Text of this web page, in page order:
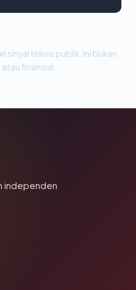
sinyal teknis publik. Ini bukan
finansial.
independen